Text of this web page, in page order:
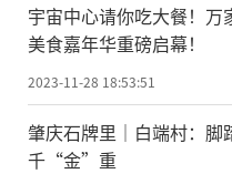
宇宙中心请你吃大餐！万
美食嘉年华重磅启幕！
2023-11-28 18:53:51
肇庆石牌里｜白端村：脚
千“金”重